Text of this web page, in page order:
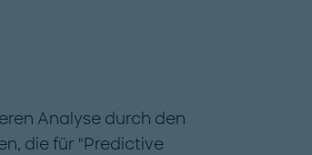
Analyse durch den
die für "Predictive